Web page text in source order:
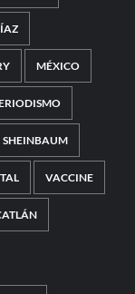
MÉXICO
SHEINBAUM
VACCINE